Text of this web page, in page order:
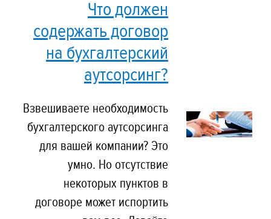
Что должен
содержать договор
на бухгалтерский
аутсорсинг?
Взвешиваете необходимость
бухгалтерского аутсорсинга
для вашей компании? Это
умно. Но отсутствие
некоторых пунктов в
договоре может испортить